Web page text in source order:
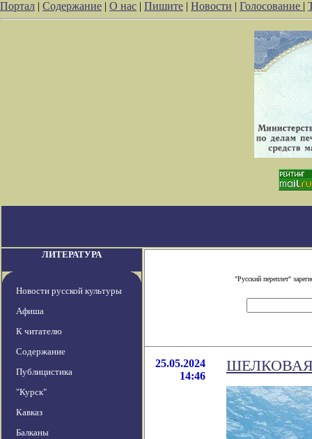
Портал | Содержание | О нас | Пишите | Новости | Голосование |
ЛИТЕРАТУРА
Новости русской культуры
Афиша
К читателю
Содержание
Публицистика
"Курск"
Кавказ
Балканы
"Русский переплет"
25.05.2024
14:46